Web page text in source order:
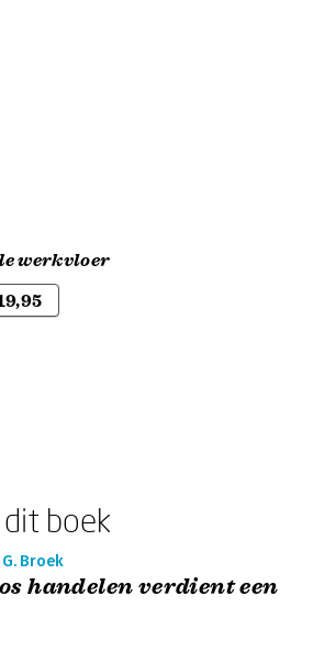
werkvloer
boek
Broek
handelen verdient een